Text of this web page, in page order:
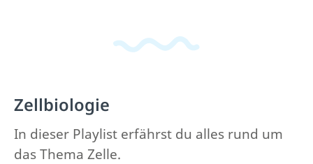
Zellbiologie
In dieser Playlist erfährst du alles rund um
das Thema Zelle.